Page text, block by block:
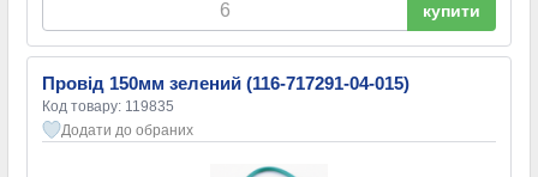
купити
Провід 150мм зелений (116-717291-04-015)
Код товару: 119835
Додати до обраних